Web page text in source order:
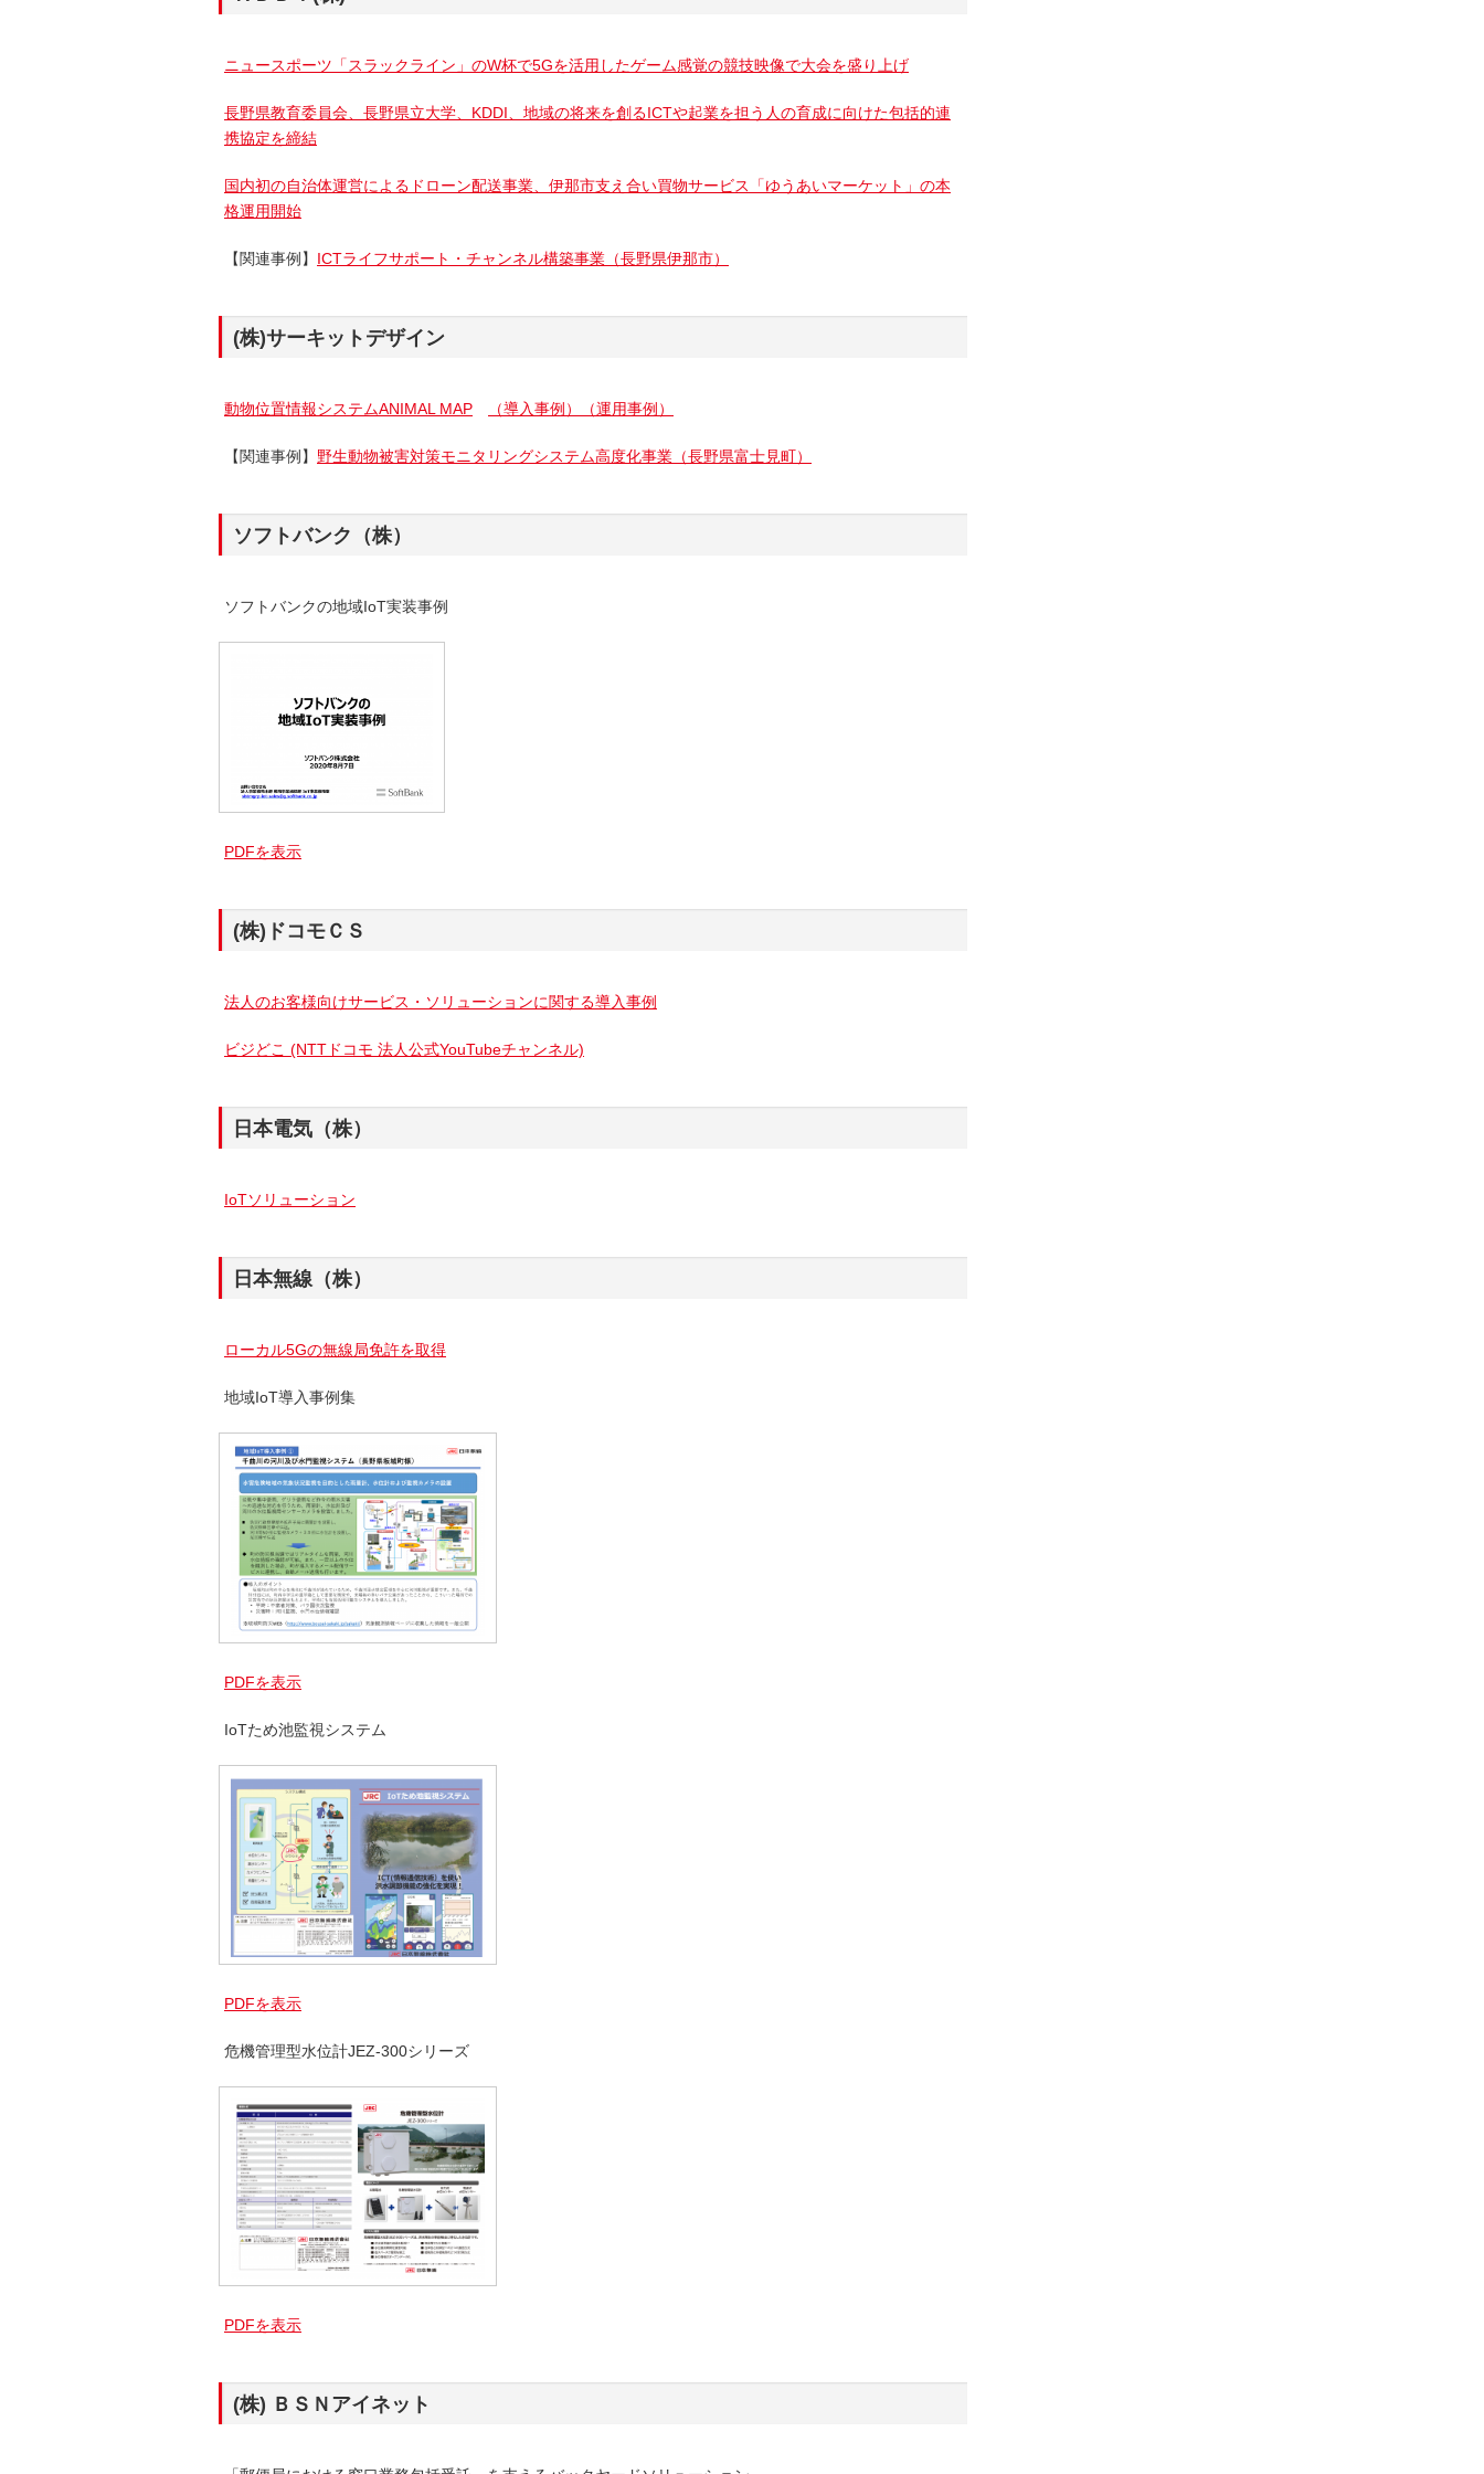
ニュースポーツ「スラックライン」のW杯で5Gを活用したゲーム感覚の競技映像で大会を盛り上げ
長野県教育委員会、長野県立大学、KDDI、地域の将来を創るICTや起業を担う人の育成に向けた包括的連
携協定を締結
国内初の自治体運営によるドローン配送事業、伊那市支え合い買物サービス「ゆうあいマーケット」の本
格運用開始
【関連事例】 ICTライフサポート・チャンネル構築事業（長野県伊那市）
(株)サーキットデザイン
動物位置情報システムANIMAL MAP （導入事例） （運用事例）
【関連事例】 野生動物被害対策モニタリングシステム高度化事業（長野県富士見町）
ソフトバンク（株）
ソフトバンクの地域IoT実装事例
PDFを表示
(株)ドコモＣＳ
法人のお客様向けサービス・ソリューションに関する導入事例
ビジどこ (NTTドコモ 法人公式YouTubeチャンネル)
日本電気（株）
IoTソリューション
日本無線（株）
ローカル5Gの無線局免許を取得
地域IoT導入事例集
PDFを表示
IoTため池監視システム
PDFを表示
危機管理型水位計JEZ-300シリーズ
PDFを表示
(株) ＢＳＮアイネット